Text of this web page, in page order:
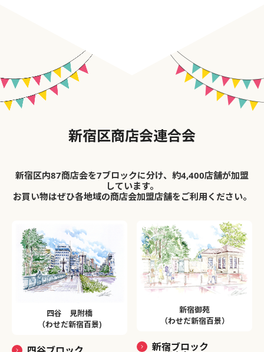
新宿区商店会連合会
新宿区内87商店会を7ブロックに分け、約4,400店舗が加盟
しています。
お買い物はぜひ各地域の商店会加盟店舗をご利用ください。
四谷 見附橋
（わせだ新宿百景)
新宿御苑
（わせだ新宿百景）
新宿ブロック